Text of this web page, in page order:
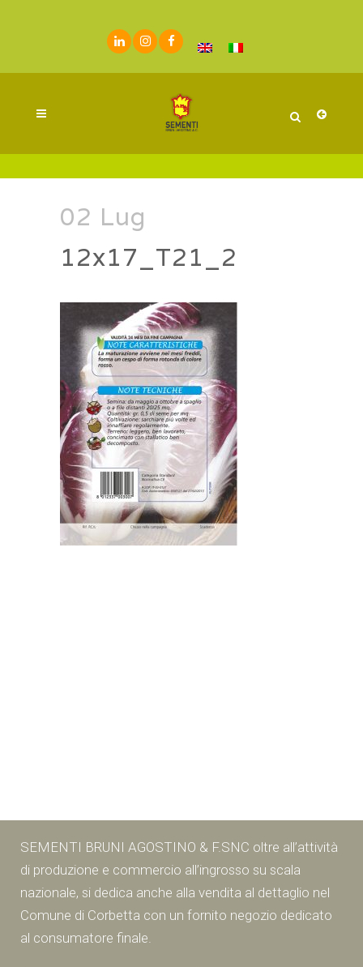
02 Lug
12x17_T21_2
SEMENTI BRUNI AGOSTINO & F.SNC oltre all’attività
di produzione e commercio all’ingrosso su scala
nazionale, si dedica anche alla vendita al dettaglio nel
Comune di Corbetta con un fornito negozio dedicato
al consumatore finale.